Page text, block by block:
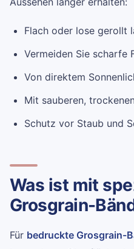
Flach oder lose gerollt
Vermeiden Sie scharfe
Von direktem
Mit sauberen,
Schutz vor Staub und
Was ist mit
Grosgrain-
Für bedruckte Grosgrain-